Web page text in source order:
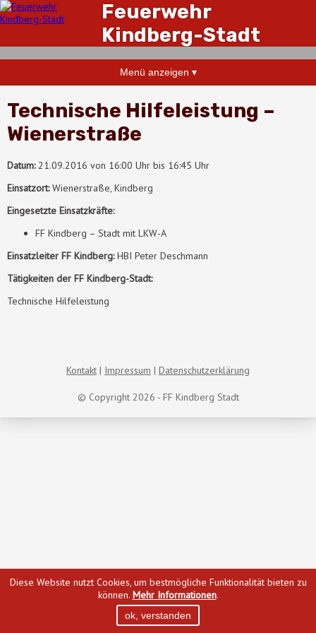
Feuerwehr
Kindberg-Stadt
Menü anzeigen ▾
Technische Hilfeleistung –
Wienerstraße
Datum:21.09.2016 von 16:00 Uhr bis 16:45 Uhr
Einsatzort:Wienerstraße, Kindberg
Eingesetzte Einsatzkräfte:
FF Kindberg – Stadt mit LKW-A
Einsatzleiter FF Kindberg:HBI Peter Deschmann
Tätigkeiten der FF Kindberg-Stadt:
Technische Hilfeleistung
© Copyright 2026 - FF Kindberg Stadt
Kontakt Impressum Datenschutzerklärung
Diese Website nutzt Cookies, um bestmögliche Funktionalität bieten zu
können. Mehr Informationen.
ok, verstanden